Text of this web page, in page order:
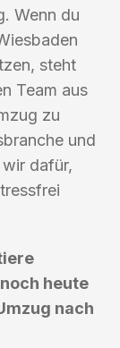
Wenn du
steht
Team aus
zu
und
dafür,
heute
nach